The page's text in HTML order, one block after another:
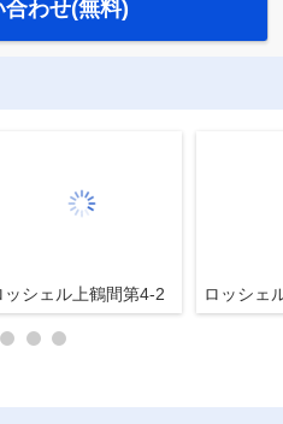
合わせ(無料)
ッシェル上鶴間第4-2 ロッシェ